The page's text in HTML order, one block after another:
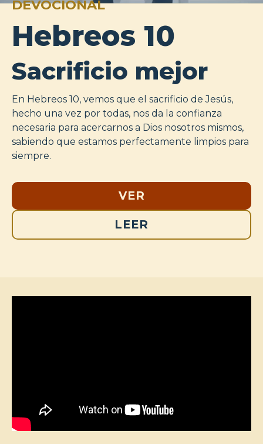
DEVOCIONAL
Hebreos 10
Sacrificio mejor
En Hebreos 10, vemos que el sacrificio de Jesús,
hecho una vez por todas, nos da la confianza
necesaria para acercarnos a Dios nosotros mismos,
sabiendo que estamos perfectamente limpios para
siempre.
VER
LEER